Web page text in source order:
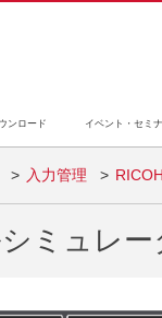
ンロード イベント・セミ
入力管理
ミュレー